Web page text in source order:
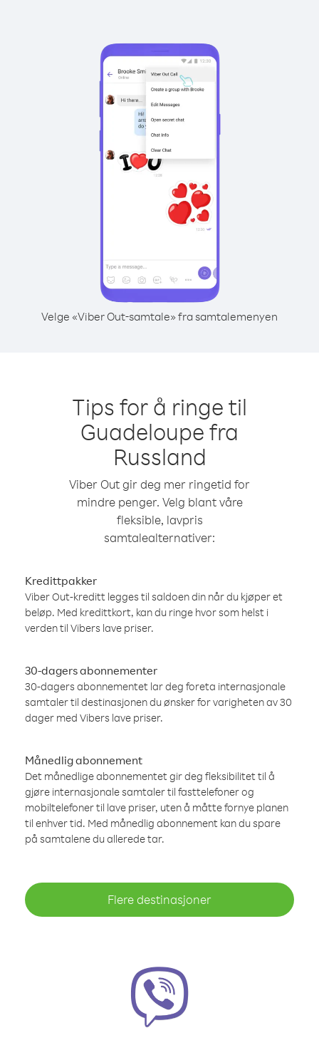
Velge «Viber Out-samtale» fra samtalemenyen
Tips for å ringe til
Guadeloupe fra
Russland
Viber Out gir deg mer ringetid for
mindre penger. Velg blant våre
fleksible, lavpris
samtalealternativer:
Kredittpakker
Viber Out-kreditt legges til saldoen din når du kjøper et
beløp. Med kredittkort, kan du ringe hvor som helst i
verden til Vibers lave priser.
30-dagers abonnementer
30-dagers abonnementet lar deg foreta internasjonale
samtaler til destinasjonen du ønsker for varigheten av 30
dager med Vibers lave priser.
Månedlig abonnement
Det månedlige abonnementet gir deg fleksibilitet til å
gjøre internasjonale samtaler til fasttelefoner og
mobiltelefoner til lave priser, uten å måtte fornye planen
til enhver tid. Med månedlig abonnement kan du spare
på samtalene du allerede tar.
Flere destinasjoner